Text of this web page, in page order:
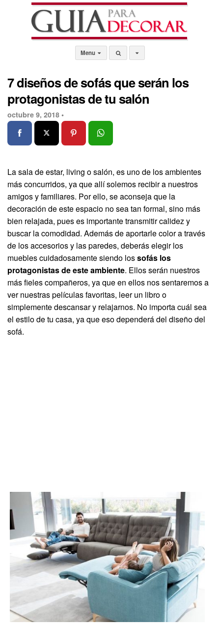
Menu
7 diseños de sofás que serán los
protagonistas de tu salón
octubre 9, 2018 •
La sala de estar, living o salón, es uno de los ambientes
más concurridos, ya que allí solemos recibir a nuestros
amigos y familiares. Por ello, se aconseja que la
decoración de este espacio no sea tan formal, sino más
bien relajada, pues es importante transmitir calidez y
buscar la comodidad. Además de aportarle color a través
de los accesorios y las paredes, deberás elegir los
muebles cuidadosamente siendo lossofás los
protagonistas de este ambiente. Ellos serán nuestros
más fieles compañeros, ya que en ellos nos sentaremos a
ver nuestras películas favoritas, leer un libro o
simplemente descansar y relajarnos. No importa cuál sea
el estilo de tu casa, ya que eso dependerá del diseño del
sofá.